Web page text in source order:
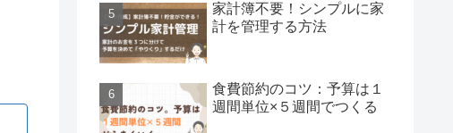
家計簿不要！シンプルに家
計を管理する方法
食費節約のコツ：予算は１
週間単位×５週間でつくる